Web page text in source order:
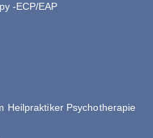
-ECP/EAP
Heilpraktiker Psychotherapie